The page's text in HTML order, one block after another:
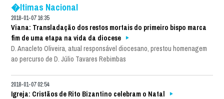
�ltimas Nacional
2018-01-07 16:35
Viana: Transladação dos restos mortais do primeiro bispo marca
fim de uma etapa na vida da diocese
D. Anacleto Oliveira, atual responsável diocesano, prestou homenagem
ao percurso de D. Júlio Tavares Rebimbas
2018-01-07 02:54
Igreja: Cristãos de Rito Bizantino celebram o Natal